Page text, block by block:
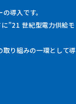
導入です。
”21 世紀型電力供給モ
り組みの一環として導